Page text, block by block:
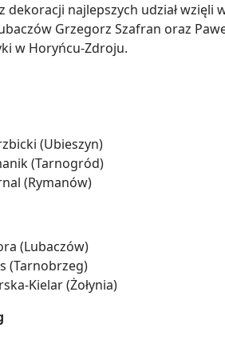
dekoracji najlepszych udział wzięli
Grzegorz Szafran oraz
w Horyńcu-Zdroju.
(Ubieszyn)
(Tarnogród)
(Rymanów)
(Lubaczów)
(Tarnobrzeg)
Kielar (Żołynia)